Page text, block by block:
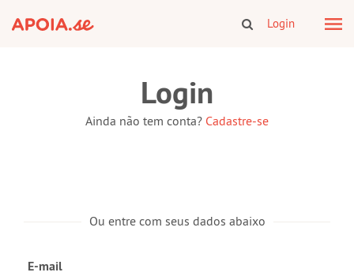
Login
Login
Ainda não tem conta? Cadastre-se
Ou entre com seus dados abaixo
E-mail